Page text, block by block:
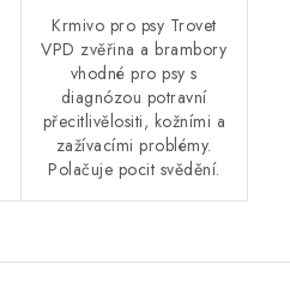
Krmivo pro psy Trovet
VPD zvěřina a brambory
vhodné pro psy s
diagnózou potravní
přecitlivělositi, kožními a
zažívacími problémy.
Polačuje pocit svědění.